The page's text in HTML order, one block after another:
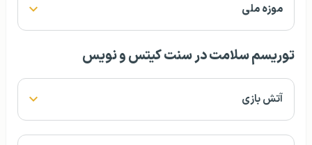
موزه ملی
توریسم سلامت در سنت کیتس و نویس
آتش بازی